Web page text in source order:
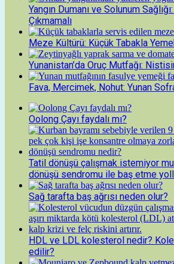
Yangın Dumanı ve Solunum
Çıkmamalı
Meze Kültürü: Küçük Tabakla
Yunanistan’da Oruç Mutfağı:
Fava, Mercimek, Nohut: Yunan
Oolong Çayı faydalı mı?
Tatil dönüşü çalışmak istemiyor
dönüşü sendromu ile baş etme
Sağ tarafta baş ağrısı neden olur?
HDL ve LDL kolesterol nedir?
edilir?